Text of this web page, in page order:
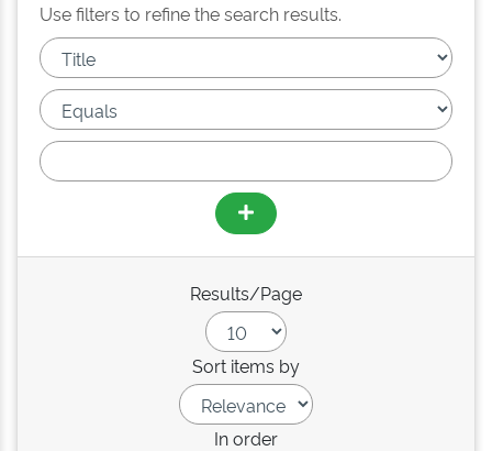
Use filters to refine the search results.
Results/Page
Sort items by
In order